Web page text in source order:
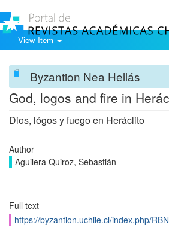
View Item
Byzantion Nea Hellás
God, logos and fire in
Dios, lógos y fuego en Heráclito
Author
Aguilera Quiroz, Sebastián
Full text
https://byzantion.uchile.cl/index.php/